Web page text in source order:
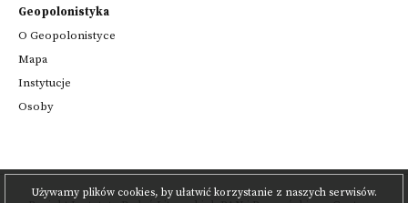
Używamy plików cookies, by ułatwić korzystanie z naszych serwisów.
Geopolonistyka
O Geopolonistyce
Mapa
Instytucje
Osoby